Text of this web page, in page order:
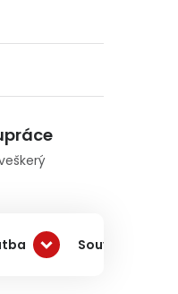
Související